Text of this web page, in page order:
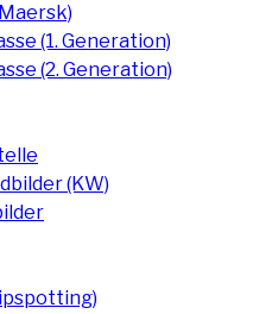
(1. Generation)
(2. Generation)
(KW)